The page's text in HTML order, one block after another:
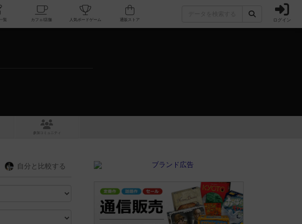
掲示板一覧 カフェ/店舗 人気ボードゲーム ログイン
コミュニティ
自分と 比較する